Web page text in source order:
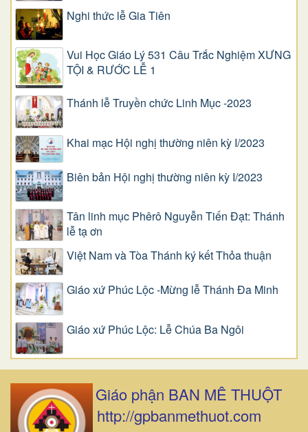
Nghi thức lễ Gia Tiên
Vui Học Giáo Lý 531 Câu Trắc Nghiệm XƯNG
TỘI & RƯỚC LỄ 1
Thánh lễ Truyền chức Linh Mục -2023
Khai mạc Hội nghị thường niên kỳ I/2023
Biên bản Hội nghị thường niên kỳ I/2023
Tân linh mục Phêrô Nguyễn Tiến Đạt: Thánh
lễ tạ ơn
Việt Nam và Tòa Thánh ký kết Thỏa thuận
Giáo xứ Phúc Lộc -Mừng lễ Thánh Đa Minh
Giáo xứ Phúc Lộc: Lễ Chúa Ba Ngôi
Giáo phận BAN MÊ THUỘT
http://gpbanmethuot.com